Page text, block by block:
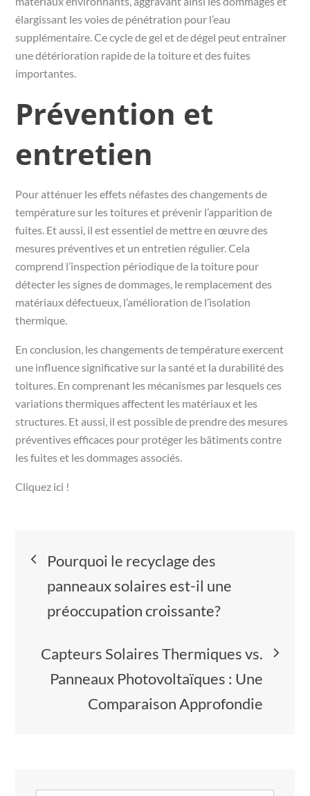
élargissant les voies de pénétration pour l’eau
supplémentaire. Ce cycle de gel et de dégel peut entraîner
une détérioration rapide de la toiture et des fuites
importantes.
Prévention et
entretien
Pour atténuer les effets néfastes des changements de
température sur les toitures et prévenir l’apparition de
fuites. Et aussi, il est essentiel de mettre en œuvre des
mesures préventives et un entretien régulier. Cela
comprend l’inspection périodique de la toiture pour
détecter les signes de dommages, le remplacement des
matériaux défectueux, l’amélioration de l’isolation
thermique.
En conclusion, les changements de température exercent
une influence significative sur la santé et la durabilité des
toitures. En comprenant les mécanismes par lesquels ces
variations thermiques affectent les matériaux et les
structures. Et aussi, il est possible de prendre des mesures
préventives efficaces pour protéger les bâtiments contre
les fuites et les dommages associés.
Cliquez ici !
Navigation
de
l’article
Pourquoi le recyclage des
panneaux solaires est-il une
préoccupation croissante?
Capteurs Solaires Thermiques vs.
Panneaux Photovoltaïques : Une
Comparaison Approfondie